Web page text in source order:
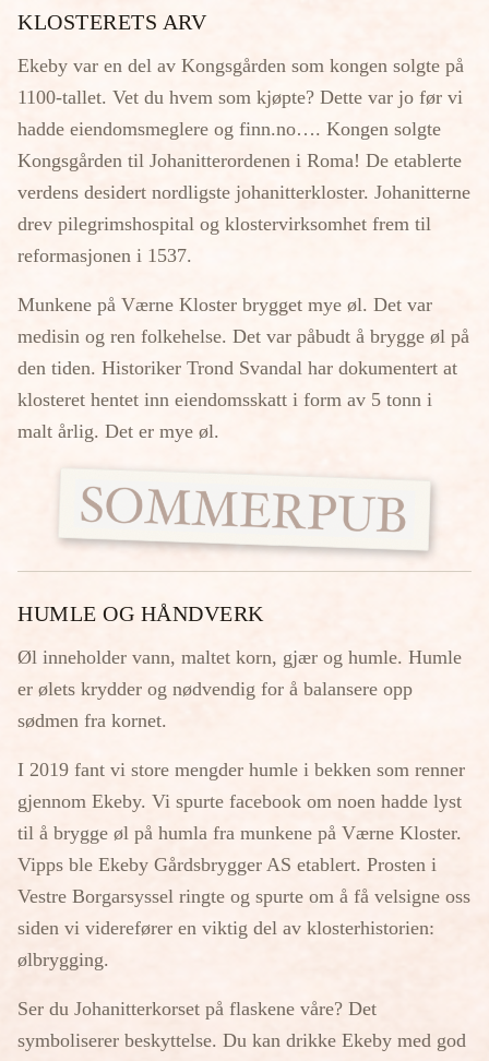
KLOSTERETS ARV
Ekeby var en del av Kongsgården som kongen solgte på
1100-tallet. Vet du hvem som kjøpte? Dette var jo før vi
hadde eiendomsmeglere og finn.no…. Kongen solgte
Kongsgården til Johanitterordenen i Roma! De etablerte
verdens desidert nordligste johanitterkloster. Johanitterne
drev pilegrimshospital og klostervirksomhet frem til
reformasjonen i 1537.
Munkene på Værne Kloster brygget mye øl. Det var
medisin og ren folkehelse. Det var påbudt å brygge øl på
den tiden. Historiker Trond Svandal har dokumentert at
klosteret hentet inn eiendomsskatt i form av 5 tonn i
malt årlig. Det er mye øl.
HUMLE OG HÅNDVERK
Øl inneholder vann, maltet korn, gjær og humle. Humle
er ølets krydder og nødvendig for å balansere opp
sødmen fra kornet.
I 2019 fant vi store mengder humle i bekken som renner
gjennom Ekeby. Vi spurte facebook om noen hadde lyst
til å brygge øl på humla fra munkene på Værne Kloster.
Vipps ble Ekeby Gårdsbrygger AS etablert. Prosten i
Vestre Borgarsyssel ringte og spurte om å få velsigne oss
siden vi viderefører en viktig del av klosterhistorien:
ølbrygging.
Ser du Johanitterkorset på flaskene våre? Det
symboliserer beskyttelse. Du kan drikke Ekeby med god